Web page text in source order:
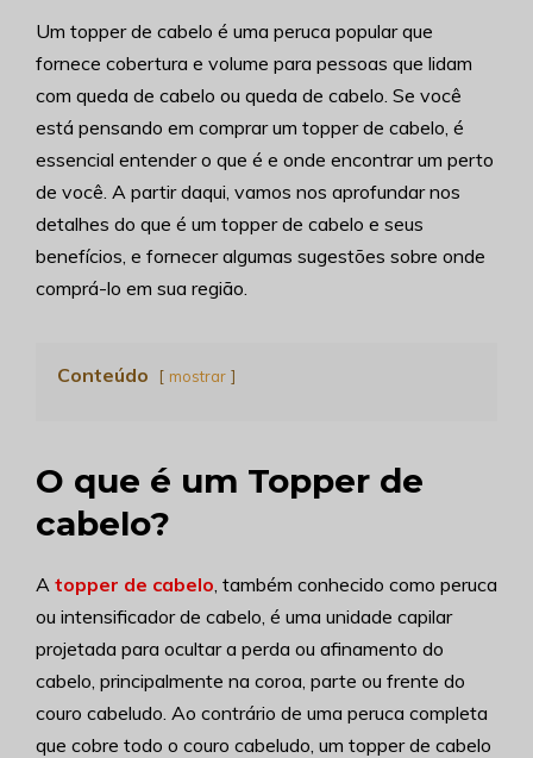
Um topper de cabelo é uma peruca popular que
fornece cobertura e volume para pessoas que lidam
com queda de cabelo ou queda de cabelo. Se você
está pensando em comprar um topper de cabelo, é
essencial entender o que é e onde encontrar um perto
de você. A partir daqui, vamos nos aprofundar nos
detalhes do que é um topper de cabelo e seus
benefícios, e fornecer algumas sugestões sobre onde
comprá-lo em sua região.
Conteúdo mostrar
O que é um Topper de
cabelo?
A topper de cabelo, também conhecido como peruca
ou intensificador de cabelo, é uma unidade capilar
projetada para ocultar a perda ou afinamento do
cabelo, principalmente na coroa, parte ou frente do
couro cabeludo. Ao contrário de uma peruca completa
que cobre todo o couro cabeludo, um topper de cabelo